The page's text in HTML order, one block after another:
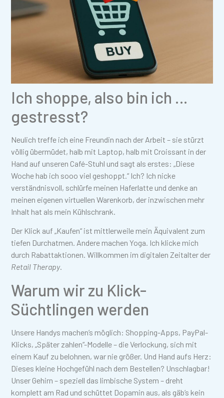
Ich shoppe, also bin ich …
gestresst?
Neulich treffe ich eine Freundin nach der Arbeit – sie stürzt
völlig übermüdet, halb mit Laptop, halb mit Croissant in der
Hand auf unseren Café-Stuhl und sagt als erstes: „Diese
Woche hab ich sooo viel geshoppt.“ Ich? Ich nicke
verständnisvoll, schlürfe meinen Haferlatte und denke an
meinen eigenen virtuellen Warenkorb, der inzwischen mehr
Inhalt hat als mein Kühlschrank.
Der Klick auf „Kaufen“ ist mittlerweile mein Äquivalent zum
tiefen Durchatmen. Andere machen Yoga. Ich klicke mich
durch Rabattaktionen. Willkommen im digitalen Zeitalter der
Retail Therapy.
Warum wir zu Klick-
Süchtlingen werden
Unsere Handys machen’s möglich: Shopping-Apps, PayPal-
Klicks, „Später zahlen“-Modelle – die Verlockung, sich mit
einem Kauf zu belohnen, war nie größer. Und Hand aufs Herz:
Dieses kleine Hochgefühl nach dem Bestellen? Unschlagbar!
Unser Gehirn – speziell das limbische System – dreht
komplett am Rad und schüttet Dopamin aus, als gäb’s kein